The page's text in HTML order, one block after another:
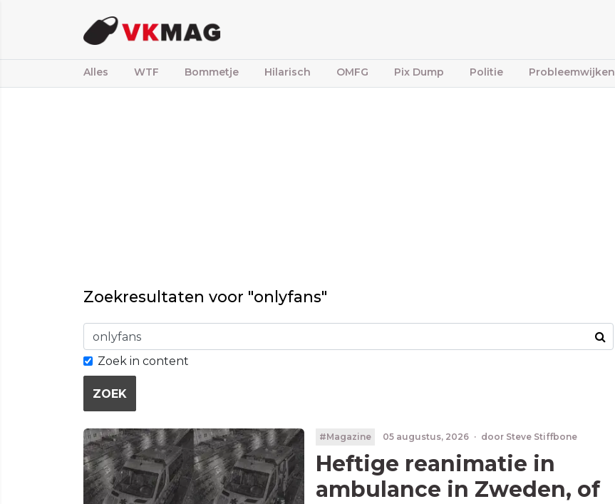
Alles WTF Bommetje Hilarisch OMFG Pix Dump Politie Probleemwijken
Zoekresultaten voor "onlyfans"
Zoek in content
ZOEK
#Magazine 05 augustus, 2026 · door Steve Stiffbone
Heftige reanimatie in
ambulance in Zweden, of